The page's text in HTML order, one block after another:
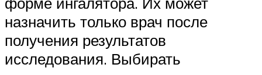
назначить только врач после
получения результатов
исследования. Выбирать